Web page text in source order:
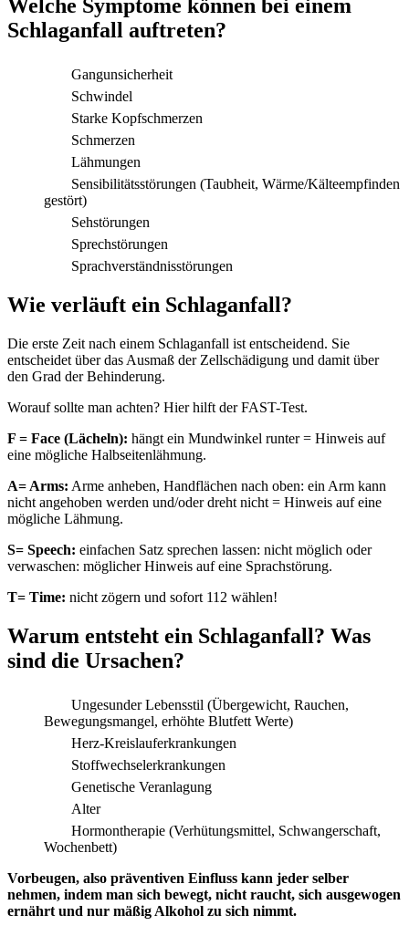
Welche Symptome können bei einem
Schlaganfall auftreten?
Gangunsicherheit
Schwindel
Starke Kopfschmerzen
Schmerzen
Lähmungen
Sensibilitätsstörungen (Taubheit, Wärme/Kälteempfinden
gestört)
Sehstörungen
Sprechstörungen
Sprachverständnisstörungen
Wie verläuft ein Schlaganfall?
Die erste Zeit nach einem Schlaganfall ist entscheidend. Sie
entscheidet über das Ausmaß der Zellschädigung und damit über
den Grad der Behinderung.
Worauf sollte man achten? Hier hilft der FAST-Test.
F = Face (Lächeln): hängt ein Mundwinkel runter = Hinweis auf
eine mögliche Halbseitenlähmung.
A= Arms: Arme anheben, Handflächen nach oben: ein Arm kann
nicht angehoben werden und/oder dreht nicht = Hinweis auf eine
mögliche Lähmung.
S= Speech: einfachen Satz sprechen lassen: nicht möglich oder
verwaschen: möglicher Hinweis auf eine Sprachstörung.
T= Time: nicht zögern und sofort 112 wählen!
Warum entsteht ein Schlaganfall? Was
sind die Ursachen?
Ungesunder Lebensstil (Übergewicht, Rauchen,
Bewegungsmangel, erhöhte Blutfett Werte)
Herz-Kreislauferkrankungen
Stoffwechselerkrankungen
Genetische Veranlagung
Alter
Hormontherapie (Verhütungsmittel, Schwangerschaft,
Wochenbett)
Vorbeugen, also präventiven Einfluss kann jeder selber
nehmen, indem man sich bewegt, nicht raucht, sich ausgewogen
ernährt und nur mäßig Alkohol zu sich nimmt.